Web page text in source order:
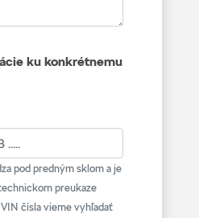
ku konkrétnemu
pod predným sklom a je
preukaze
čísla vieme vyhľadať